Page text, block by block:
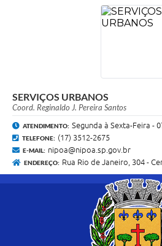
SERVIÇOS URBANOS
Coord. Reginaldo J. Pereira Santos
ATENDIMENTO: Segunda à Sexta-Feira -
TELEFONE: (17) 3512-2675
E-MAIL: nipoa@nipoa.sp.gov.br
ENDEREÇO: Rua Rio de Janeiro, 304 -